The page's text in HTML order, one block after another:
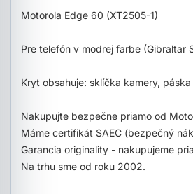
Motorola Edge 60 (XT2505-1)
Pre telefón v modrej farbe (Gibraltar
Kryt obsahuje: sklíčka kamery,
Nakupujte bezpečne priamo od
Máme certifikát SAEC (bezpečný
Garancia originality - nakupujeme
Na trhu sme od roku 2002.